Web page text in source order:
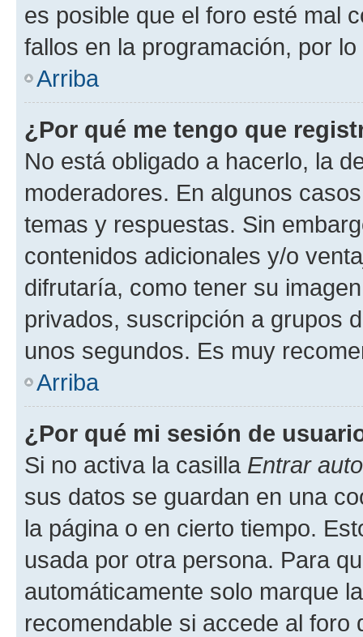
es posible que el foro esté mal
fallos en la programación, por
Arriba
¿Por qué me tengo que
No está obligado a hacerlo, la
moderadores. En algunos
temas y respuestas. Sin
contenidos adicionales y/o
difrutaría, como tener su
privados, suscripción a grupos
unos segundos. Es muy
Arriba
¿Por qué mi sesión de
Si no activa la casilla Entrar
sus datos se guardan en una
la página o en cierto tiempo.
usada por otra persona. Para
automáticamente solo marque
recomendable si accede al foro